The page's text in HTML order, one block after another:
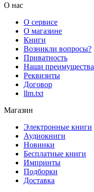
О нас
О сервисе
О магазине
Книги
Возникли вопросы?
Приватность
Наши преимущества
Реквизиты
Договор
llm.txt
Магазин
Электронные книги
Аудиокниги
Новинки
Бесплатные книги
Импринты
Подборки
Доставка